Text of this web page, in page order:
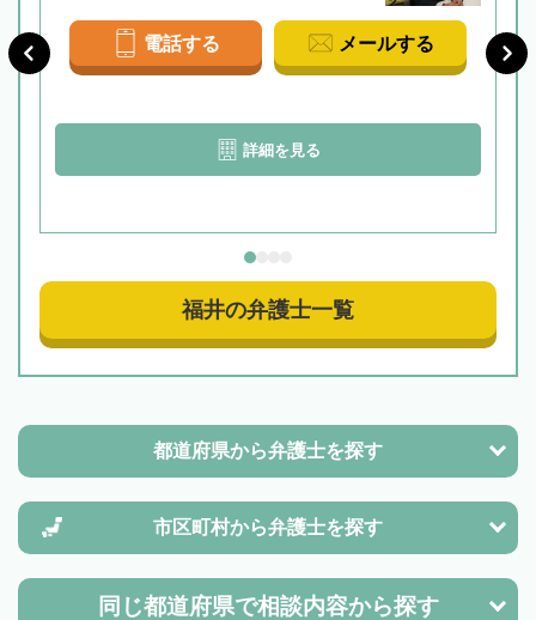
電話する メールする
詳細を見る
福井の弁護士一覧
都道府県から弁護士を探す
市区町村から弁護士を探す
同じ都道府県で相談内容から探す